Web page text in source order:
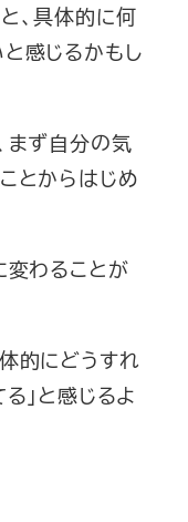
、具体的に何
感じるかもし
まず自分の気
とからはじめ
変わることが
的にどうすれ
」と感じるよ